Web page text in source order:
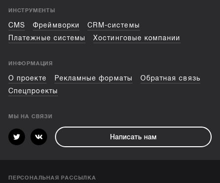
ИНСТРУМЕНТЫ
CMS Фреймворки
CRM-системы
Платежные системы
Хостинговые компании
ИНФОРМАЦИЯ
О проекте Рекламные форматы
Обратная связь
Спецпроекты
МЫ НА СВЯЗИ
Написать нам
ПЕРСОНАЛЬНАЯ РАССЫЛКА